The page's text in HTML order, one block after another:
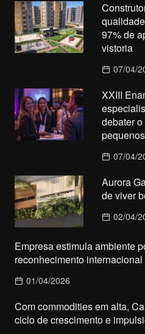
97% de
vistoria
07/04/
XXIII
debater
07/04/
Aurora
de viver
02/04/
Empresa estimula ambiente
reconhecimento internacional
01/04/2026
Com commodities em alta,
ciclo de crescimento e